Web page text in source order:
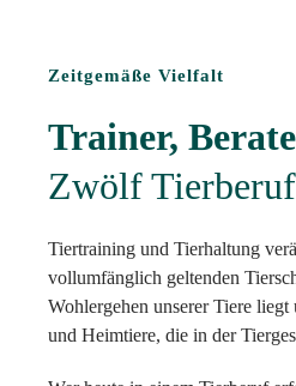
Zeitgemäße Vielfalt
Trainer,
Zwölf
Tiertraining und Tierhaltung
vollumfänglich geltenden
Wohlergehen unserer Tiere
und Heimtiere, die in der